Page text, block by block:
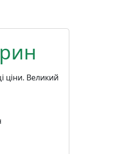
ціни. Великий